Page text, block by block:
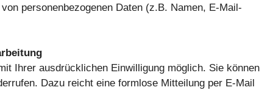
personenbezogenen Daten (z.B. Namen, E-Mail-
Ihrer ausdrücklichen Einwilligung möglich. Sie können
Dazu reicht eine formlose Mitteilung per E-Mail